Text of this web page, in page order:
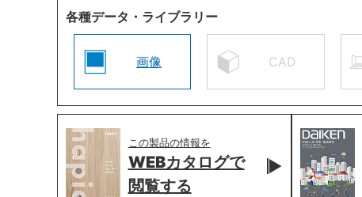
各種データ・ライブラリー
画像 CAD
この製品の情報を
WEBカタログで
閲覧する